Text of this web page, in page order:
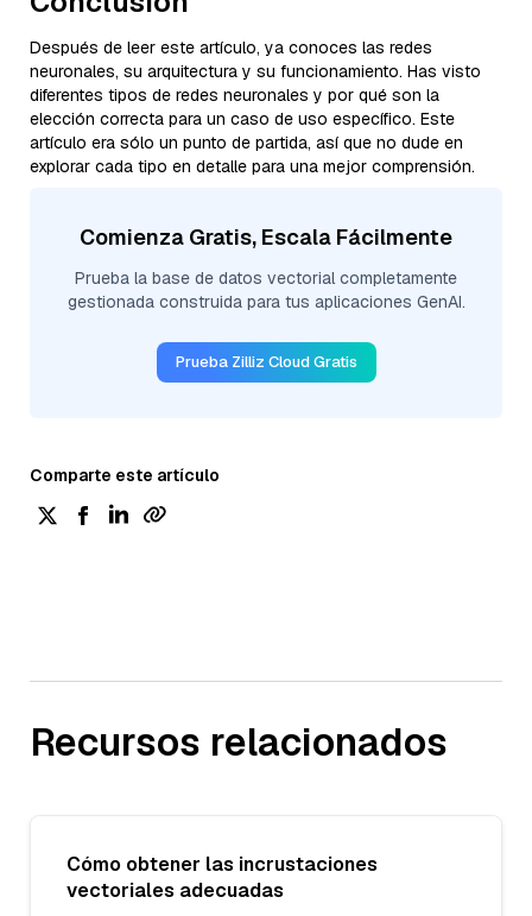
Después de leer este artículo, ya conoces las redes
neuronales, su arquitectura y su funcionamiento. Has visto
diferentes tipos de redes neuronales y por qué son la
elección correcta para un caso de uso específico. Este
artículo era sólo un punto de partida, así que no dude en
explorar cada tipo en detalle para una mejor comprensión.
Comienza Gratis, Escala Fácilmente
Prueba la base de datos vectorial completamente
gestionada construida para tus aplicaciones GenAI.
Prueba Zilliz Cloud Gratis
Comparte este artículo
Recursos relacionados
Cómo obtener las incrustaciones
vectoriales adecuadas